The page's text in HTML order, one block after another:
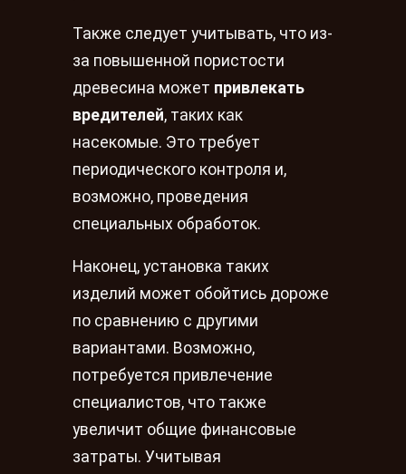
Также следует учитывать, что из-
за повышенной пористости
древесина может привлекать
вредителей, таких как
насекомые. Это требует
периодического контроля и,
возможно, проведения
специальных обработок.
Наконец, установка таких
изделий может обойтись дороже
по сравнению с другими
вариантами. Возможно,
потребуется привлечение
специалистов, что также
увеличит общие финансовые
затраты. Учитывая